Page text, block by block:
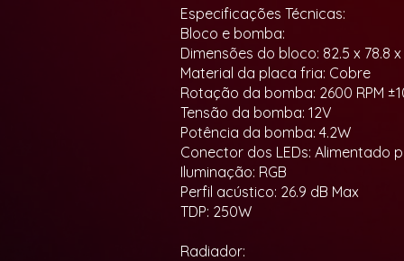
Especificações Técnicas:
Bloco e bomba:
Dimensões do bloco: 82.5 x 78.8
Material da placa fria: Cobre
Rotação da bomba: 2600 RPM
Tensão da bomba: 12V
Potência da bomba: 4.2W
Conector dos LEDs: Alimentado
Iluminação: RGB
Perfil acústico: 26.9 dB Max
TDP: 250W
Radiador: